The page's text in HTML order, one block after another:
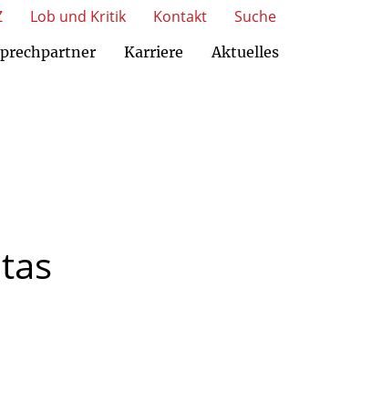
Karriere Aktuelles
Lob und Kritik Kontakt Suche